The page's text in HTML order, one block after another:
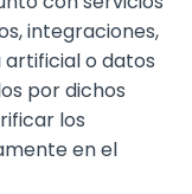
integraciones,
artificial o datos
por dichos
los
en el